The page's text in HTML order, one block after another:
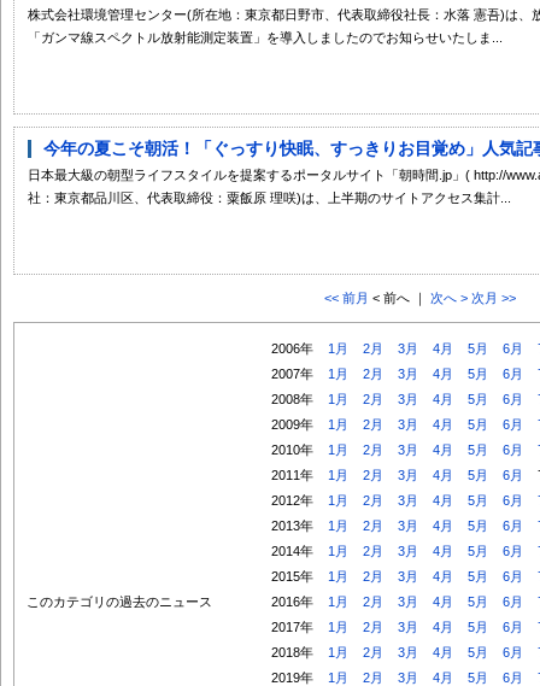
株式会社環境管理センター(所在地：東京都日野市、代表取締役社長：水落 憲吾)は、
「ガンマ線スペクトル放射能測定装置」を導入しましたのでお知らせいたしま...
今年の夏こそ朝活！「ぐっすり快眠、すっきりお目覚め」人気記
日本最大級の朝型ライフスタイルを提案するポータルサイト「朝時間.jp」( http://
社：東京都品川区、代表取締役：粟飯原 理咲)は、上半期のサイトアクセス集計...
<< 前月 < 前へ ｜ 次へ > 次月 >>
このカテゴリの過去のニュース
2006年 1月 2月 3月 4月 5月 6月
2007年
1月 2月 3月 4月 5月 6月
2008年
1月 2月 3月 4月 5月 6月
2009年
1月 2月 3月 4月 5月 6月
2010年
1月 2月 3月 4月 5月 6月
2011年
1月 2月 3月 4月 5月 6月
2012年
1月 2月 3月 4月 5月 6月
2013年
1月 2月 3月 4月 5月 6月
2014年
1月 2月 3月 4月 5月 6月
2015年
1月 2月 3月 4月 5月 6月
2016年
1月 2月 3月 4月 5月 6月
2017年
1月 2月 3月 4月 5月 6月
2018年
1月 2月 3月 4月 5月 6月
2019年
1月 2月 3月 4月 5月 6月